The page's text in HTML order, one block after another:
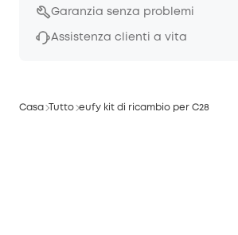
Garanzia senza problemi
Assistenza clienti a vita
Casa Tutto eufy kit di ricambio per C28